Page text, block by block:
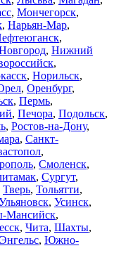
, Мончегорск,
, Нарьян-Мар,
,
, Нижний
,
, Норильск,
, Оренбург,
, Пермь,
, Печора, Подольск,
, Ростов-на-Дону,
, Санкт-
,
, Смоленск,
, Сургут,
Тверь, Тольятти,
, Усинск,
Мансийск,
, Чита, Шахты,
Энгельс, Южно-